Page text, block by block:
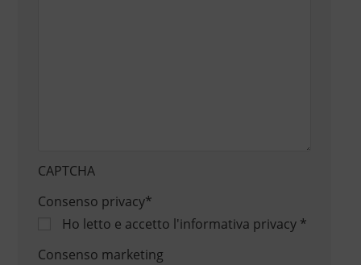
CAPTCHA
Consenso privacy*
Ho letto e accetto l'informativa privacy*
Consenso marketing